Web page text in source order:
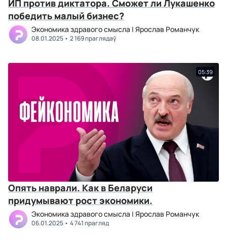
ИП против диктатора. Сможет ли Лукашенко
победить малый бизнес?
Экономика здравого смысла | Ярослав Романчук
08.01.2025 2 169 праглядаў
05:39
Опять наврали. Как в Беларуси
придумывают рост экономики.
Экономика здравого смысла | Ярослав Романчук
06.01.2025 4 741 прагляд